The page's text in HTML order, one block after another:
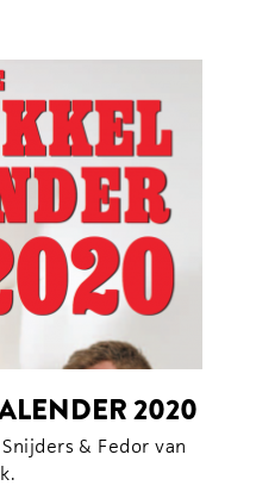
2020
& Fedor van